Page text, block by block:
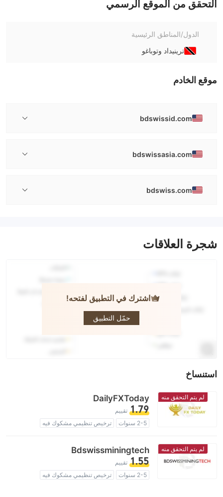
التحقق من الموقع الرسمي
الدول/المناطق الرئيسية
ترينيداد وتوباغو
موقع الخادم
bdswissid.com
bdswissasia.com
bdswiss.com
شجرة العلاقات
اشترك في التطبيق لفتحه!
حمّل التطبيق
استنساخ
لم يتم التحقق منه DailyFXToday
1.79 تقييم
2-5 سنوات
ترخيص تنظيمي مشكوك فيه
لم يتم التحقق منه
Bdswissminingtech
1.55 تقييم
2-5 سنوات
ترخيص تنظيمي مشكوك فيه